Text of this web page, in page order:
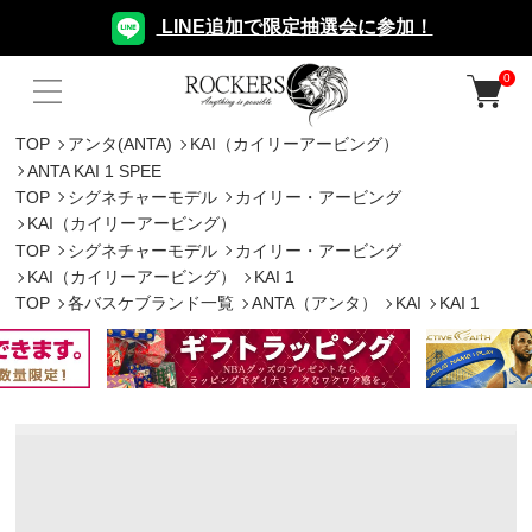
LINE追加で限定抽選会に参加！
0
TOP アンタ(ANTA)
KAI（カイリーアービング）
ANTA KAI 1 SPEE
TOP
シグネチャーモデル
カイリー・アービング
KAI（カイリーアービング）
TOP
シグネチャーモデル
カイリー・アービング
KAI（カイリーアービング）
KAI 1
TOP
各バスケブランド一覧 ANTA（アンタ） KAI KAI 1